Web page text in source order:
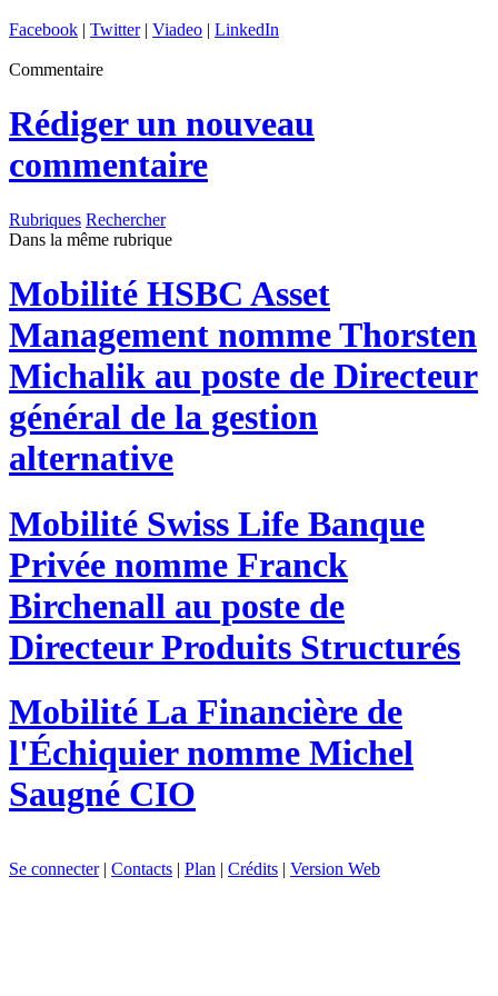
Facebook | Twitter| Viadeo | LinkedIn
Commentaire
Rédiger un nouveau
commentaire
Rubriques Rechercher
Dans la même rubrique
Mobilité HSBC Asset
Management nomme Thorsten
Michalik au poste de Directeur
général de la gestion
alternative
Mobilité Swiss Life Banque
Privée nomme Franck
Birchenall au poste de
Directeur Produits Structurés
Mobilité La Financière de
l'Échiquier nomme Michel
Saugné CIO
Se connecter| Contacts | Plan | Crédits | Version Web